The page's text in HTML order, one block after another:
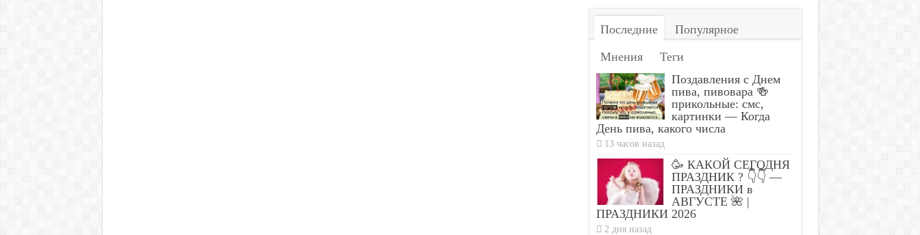
Последние
Популярное
Мнения
Теги
Поздавления с Днем
пива, пивовара 🍻
прикольные: смс,
картинки — Когда
День пива, какого числа
13 часов назад
🥳 КАКОЙ СЕГОДНЯ
ПРАЗДНИК ? 👇👇 —
ПРАЗДНИКИ в
АВГУСТЕ 🌺 |
ПРАЗДНИКИ 2026
2 дня назад